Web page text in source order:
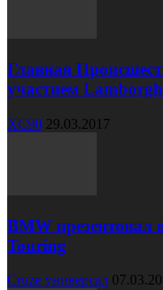
Главная
участием
XC90 29.03.2017
BMW презентовал
Touring
Cruze универсал